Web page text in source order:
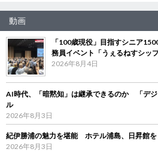
動画
「100歳現役」目指すシニア
務員イベント「うぇるねすシップ
2026年8月4日
AI時代、「暗黙知」は継承できるのか 「デ
ル
2026年8月3日
紀伊勝浦の魅力を堪能 ホテル浦島、日昇館を
2026年8月3日